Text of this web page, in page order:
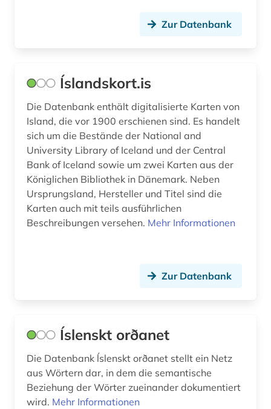
Skandinavien (4)
Zur Datenbank
Íslandskort.is
Die Datenbank enthält digitalisierte Karten von
Island, die vor 1900 erschienen sind. Es handelt
sich um die Bestände der National and
University Library of Iceland und der Central
Bank of Iceland sowie um zwei Karten aus der
Königlichen Bibliothek in Dänemark. Neben
Ursprungsland, Hersteller und Titel sind die
Karten auch mit teils ausführlichen
Beschreibungen versehen. Mehr Informationen
Zur Datenbank
Íslenskt orðanet
Die Datenbank ĺslenskt orðanet stellt ein Netz
aus Wörtern dar, in dem die semantische
Beziehung der Wörter zueinander dokumentiert
wird. Mehr Informationen